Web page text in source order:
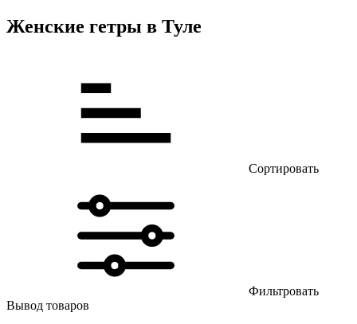
Женские гетры в Туле
Сортировать
Фильтровать
Вывод товаров